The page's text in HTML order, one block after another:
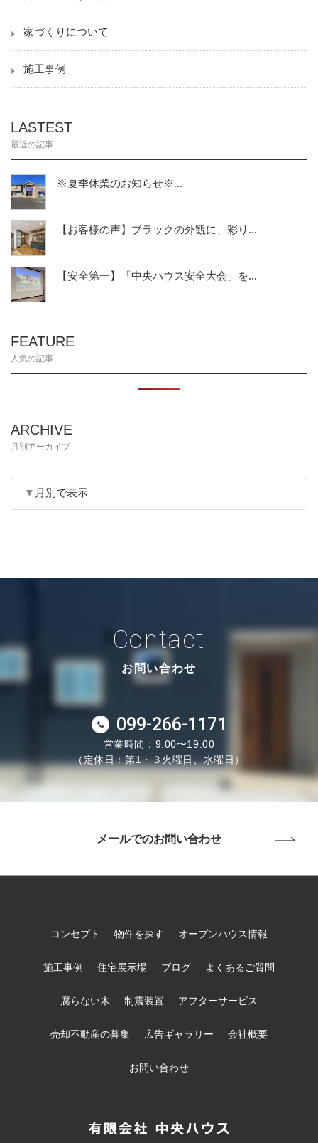
家づくりについて
施工事例
LASTEST
最近の記事
※夏季休業のお知らせ※...
【お客様の声】ブラックの外観に、彩り...
【安全第一】「中央ハウス安全大会」を...
FEATURE
人気の記事
ARCHIVE
月別アーカイブ
月別で表示
Contact
お問い合わせ
099-266-1171
営業時間：9:00〜19:00
（定休日：第1・３火曜日、水曜日）
メールでのお問い合わせ
コンセプト 物件を探す オープンハウス情報
施工事例 住宅展示場 ブログ よくあるご質問
腐らない木 制震装置 アフターサービス
売却不動産の募集 広告ギャラリー 会社概要
お問い合わせ